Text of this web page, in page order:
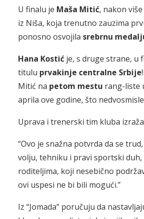
U finalu je Maša Mitić, nakon
iz Niša, koja trenutno zauzima
ponosno osvojila srebrnu
Hana Kostić je, s druge strane, u
titulu prvakinje centralne Srbije
Mitić na petom mestu rang-liste
aprila ove godine, što
Uprava i trenerski tim kluba
“Ovo je snažna potvrda da se
volju, tehniku i pravi sportski
roditeljima, koji nesebično
ovi uspesi ne bi bili mogući.”
Iz “Jomada” poručuju da